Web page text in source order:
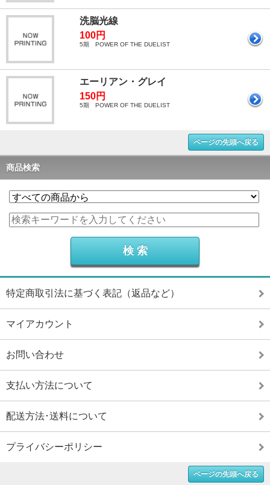
洗脳光線
100円
5期 POWER OF THE DUELIST
エーリアン・グレイ
150円
5期 POWER OF THE DUELIST
ページの先頭へ戻る
商品検索
特定商取引法に基づく表記（返品など）
マイアカウント
お問い合わせ
支払い方法について
配送方法･送料について
プライバシーポリシー
ページの先頭へ戻る